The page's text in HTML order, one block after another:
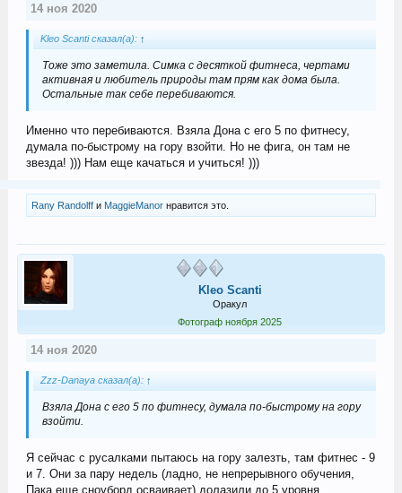
14 ноя 2020
Kleo Scanti сказал(а): ↑
Тоже это заметила. Симка с десяткой фитнеса, чертами
активная и любитель природы там прям как дома была.
Остальные так себе перебиваются.
Именно что перебиваются. Взяла Дона с его 5 по фитнесу,
думала по-быстрому на гору взойти. Но не фига, он там не
звезда! ))) Нам еще качаться и учиться! )))
Rany Randolffи MaggieManorнравится это.
Kleo Scanti
Оракул
Фотограф ноября 2025
14 ноя 2020
Zzz-Danaya сказал(а): ↑
Взяла Дона с его 5 по фитнесу, думала по-быстрому на гору
взойти.
Я сейчас с русалками пытаюсь на гору залезть, там фитнес - 9
и 7. Они за пару недель (ладно, не непрерывного обучения,
Пака еще сноуборд осваивает) долазили до 5 уровня